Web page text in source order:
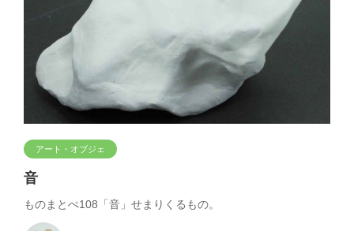
アート・オブジェ
音
ものまとぺ108「音」せまりくるもの。